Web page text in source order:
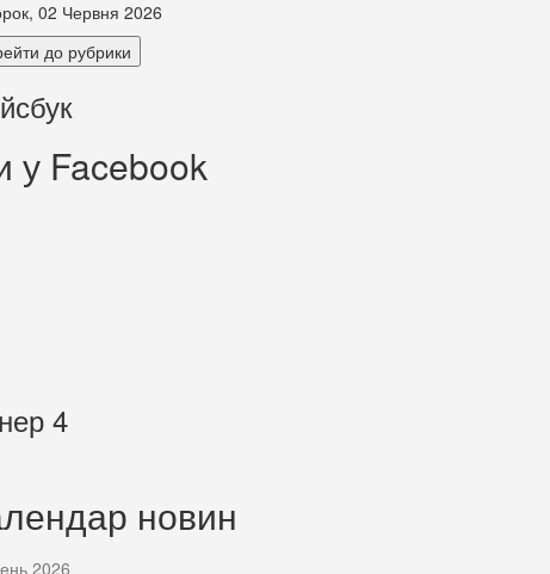
02 Червня 2026
до рубрики
у Facebook
4
новин
2026